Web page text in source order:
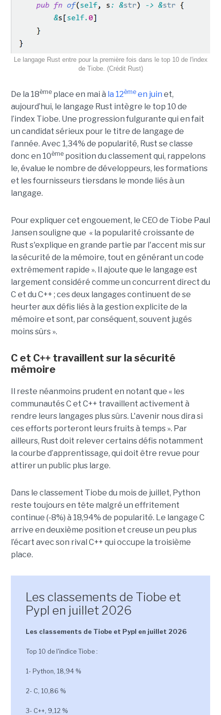
Le langage Rust entre pour la première fois dans le top 10 de l'index
de Tiobe. (Crédit Rust)
De la 18èmeplace en mai à la 12èmeen juin et,
aujourd’hui, le langage Rust intègre le top 10 de
l’index Tiobe. Une progression fulgurante qui en fait
un candidat sérieux pour le titre de langage de
l’année. Avec 1,34% de popularité, Rust se classe
donc en 10èmeposition du classement qui, rappelons
le, évalue le nombre de développeurs, les formations
et les fournisseurs tiersdans le monde liés à un
langage.
Pour expliquer cet engouement, le CEO de Tiobe Paul
Jansen souligne que « la popularité croissante de
Rust s'explique en grande partie par l'accent mis sur
la sécurité de la mémoire, tout en générant un code
extrêmement rapide ». Il ajoute que le langage est
largement considéré comme un concurrent direct du
C et du C++ ; ces deux langages continuent de se
heurter aux défis liés à la gestion explicite de la
mémoire et sont, par conséquent, souvent jugés
moins sûrs ».
C et C++ travaillent sur la sécurité
mémoire
Il reste néanmoins prudent en notant que « les
communautés C et C++ travaillent activement à
rendre leurs langages plus sûrs. L'avenir nous dira si
ces efforts porteront leurs fruits à temps ». Par
ailleurs, Rust doit relever certains défis notamment
la courbe d’apprentissage, qui doit être revue pour
attirer un public plus large.
Dans le classement Tiobe du mois de juillet, Python
reste toujours en tête malgré un effritement
continue (-8%) à 18,94% de popularité. Le langage C
arrive en deuxième position et creuse un peu plus
l’écart avec son rival C++ qui occupe la troisième
place.
Les classements de Tiobe et
Pypl en juillet 2026
Les classements de Tiobe et Pypl en juillet 2026
Top 10 de l'indice Tiobe :
1- Python, 18,94 %
2- C, 10,86 %
3- C++, 9,12 %